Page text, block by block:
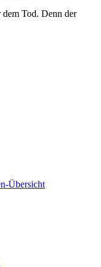
dem Tod. Denn der
Übersicht